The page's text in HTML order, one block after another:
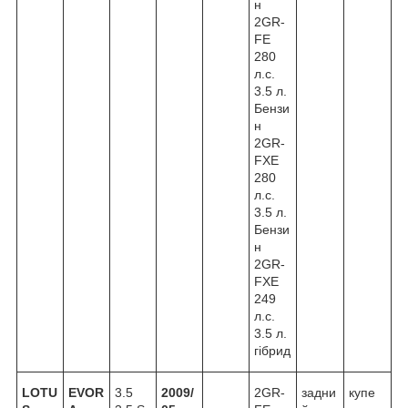
н
2GR-
FE
280
л.с.
3.5 л.
Бензи
н
2GR-
FXE
280
л.с.
3.5 л.
Бензи
н
2GR-
FXE
249
л.с.
3.5 л.
гібрид
LOTU
EVOR
3.5
2009/
2GR-
задни
купе